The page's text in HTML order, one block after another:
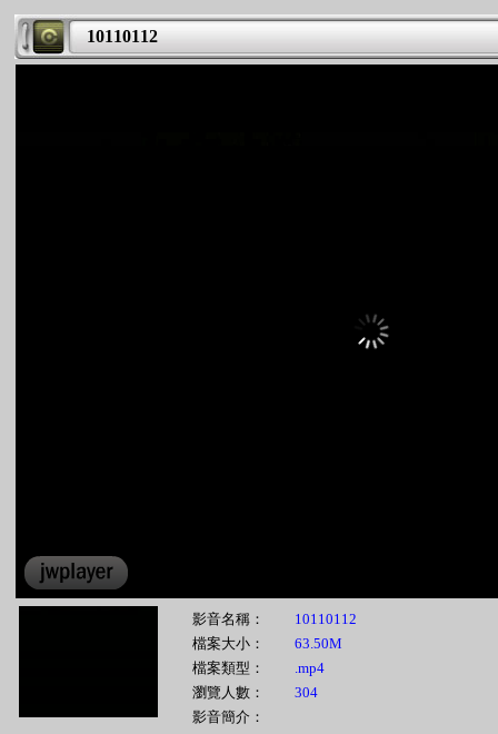
10110112
影音名稱：
10110112
檔案大小：
63.50M
檔案類型：
.mp4
瀏覽人數：
304
影音簡介：